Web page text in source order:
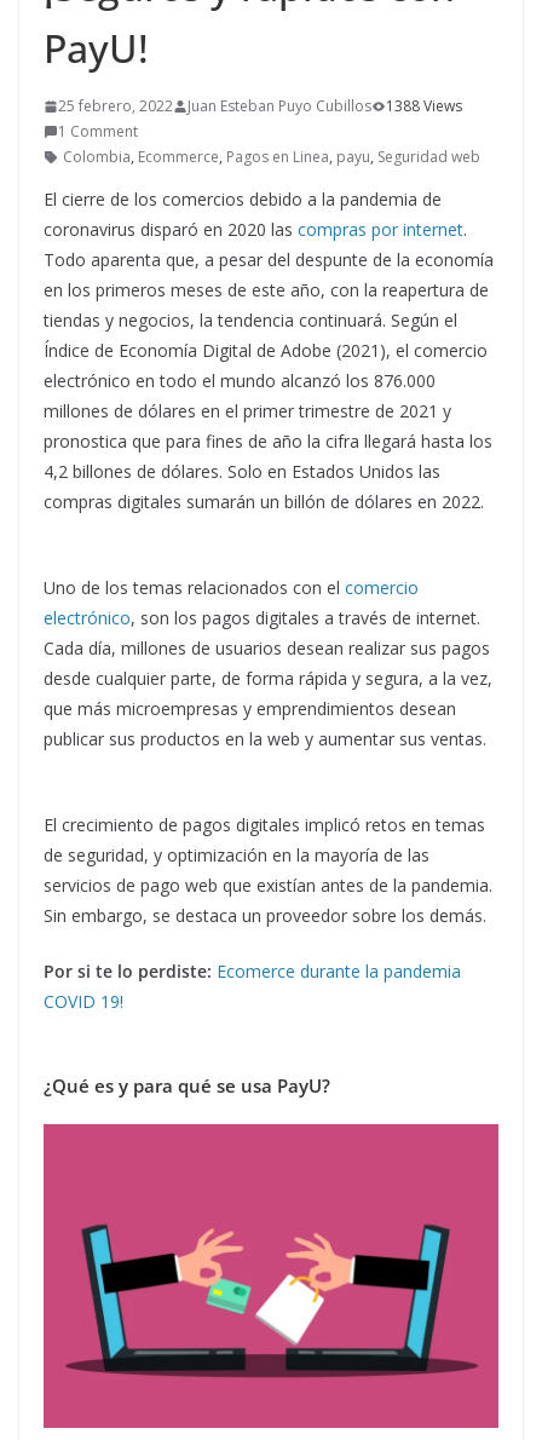
PayU!
25 febrero, 2022 Juan Esteban Puyo Cubillos
1388 Views
1 Comment
Colombia, Ecommerce, Pagos en Linea, payu, Seguridad web
El cierre de los comercios debido a la pandemia de
coronavirus disparó en 2020 las compras por internet.
Todo aparenta que, a pesar del despunte de la economía
en los primeros meses de este año, con la reapertura de
tiendas y negocios, la tendencia continuará. Según el
Índice de Economía Digital de Adobe (2021), el comercio
electrónico en todo el mundo alcanzó los 876.000
millones de dólares en el primer trimestre de 2021 y
pronostica que para fines de año la cifra llegará hasta los
4,2 billones de dólares. Solo en Estados Unidos las
compras digitales sumarán un billón de dólares en 2022.
Uno de los temas relacionados con el comercio
electrónico, son los pagos digitales a través de internet.
Cada día, millones de usuarios desean realizar sus pagos
desde cualquier parte, de forma rápida y segura, a la vez,
que más microempresas y emprendimientos desean
publicar sus productos en la web y aumentar sus ventas.
El crecimiento de pagos digitales implicó retos en temas
de seguridad, y optimización en la mayoría de las
servicios de pago web que existían antes de la pandemia.
Sin embargo, se destaca un proveedor sobre los demás.
Por si te lo perdiste: Ecomerce durante la pandemia
COVID 19!
¿Qué es y para qué se usa PayU?